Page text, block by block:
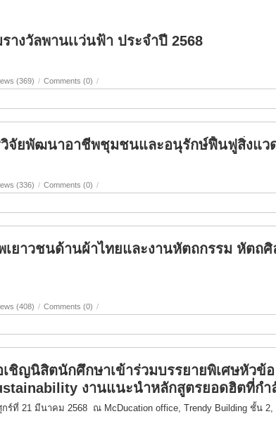
งวัลพานเเว่นฟ้า ประจำปี 2568
(369) / Comments (0) /
จัยพัฒนาอาชีพชุมชนและอนุรักษ์ฟื้นฟูสิ่งแว
(336) / Comments (0) /
ยาวชนด้านผ้าไทยและงานหัตถกรรม หัตถ
(408) / Comments (0) /
ชิญนิสิตนักศึกษาเข้าร่วมบรรยายพิเศษหัวข้
งานแนะนำหลักสูตรยอดฮิตที่ก
ร์ที่ 21 มีนาคม 2568 ณ McDucation office, Trendy Building ชั้น